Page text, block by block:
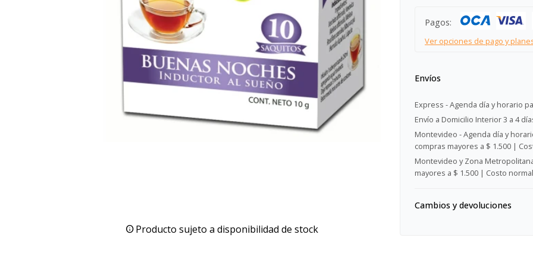
Producto sujeto a disponibilidad de stock
Pagos:
Ver opciones de pago y
Envíos
Express - Agenda día y horario
Envío a Domicilio Interior 3 a 4
Montevideo - Agenda día y
compras mayores a $ 1.500 |
Montevideo y Zona
mayores a $ 1.500 | Costo
Cambios y devoluciones